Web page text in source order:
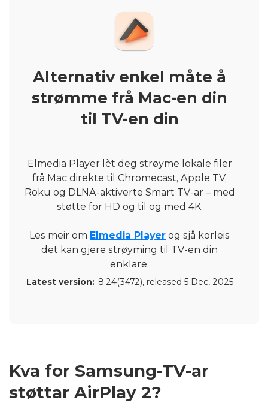
Alternativ enkel måte å
strømme frå Mac-en din
til TV-en din
Elmedia Player lèt deg strøyme lokale filer
frå Mac direkte til Chromecast, Apple TV,
Roku og DLNA-aktiverte Smart TV-ar – med
støtte for HD og til og med 4K.
Les meir om Elmedia Player og sjå korleis
det kan gjere strøyming til TV-en din
enklare.
Latest version: 8.24(3472), released 5 Dec, 2025
Kva for Samsung-TV-ar
støttar AirPlay 2?